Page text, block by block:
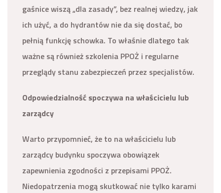
gaśnice wiszą „dla zasady”, bez realnej wiedzy, jak
ich użyć, a do hydrantów nie da się dostać, bo
pełnią funkcję schowka. To właśnie dlatego tak
ważne są również szkolenia PPOŻ i regularne
przeglądy stanu zabezpieczeń przez specjalistów.
Odpowiedzialność spoczywa na właścicielu lub
zarządcy
Warto przypomnieć, że to na właścicielu lub
zarządcy budynku spoczywa obowiązek
zapewnienia zgodności z przepisami PPOŻ.
Niedopatrzenia mogą skutkować nie tylko karami